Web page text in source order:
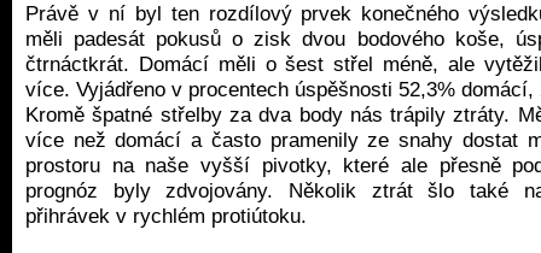
Právě v ní byl ten rozdílový prvek konečného
měli padesát pokusů o zisk dvou bodového koše,
čtrnáctkrát. Domácí měli o šest střel méně, ale
více. Vyjádřeno v procentech úspěšnosti 52,3% domácí,
Kromě špatné střelby za dva body nás trápily ztráty.
více než domácí a často pramenily ze snahy dostat
prostoru na naše vyšší pivotky, které ale přesně
prognóz byly zdvojovány. Několik ztrát šlo také
přihrávek v rychlém protiútoku.